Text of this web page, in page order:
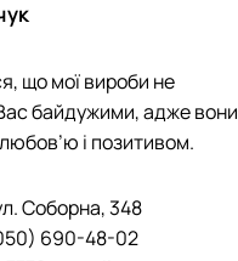
що мої вироби не
байдужими, адже вони
і позитивом.
Соборна, 348
690-48-02